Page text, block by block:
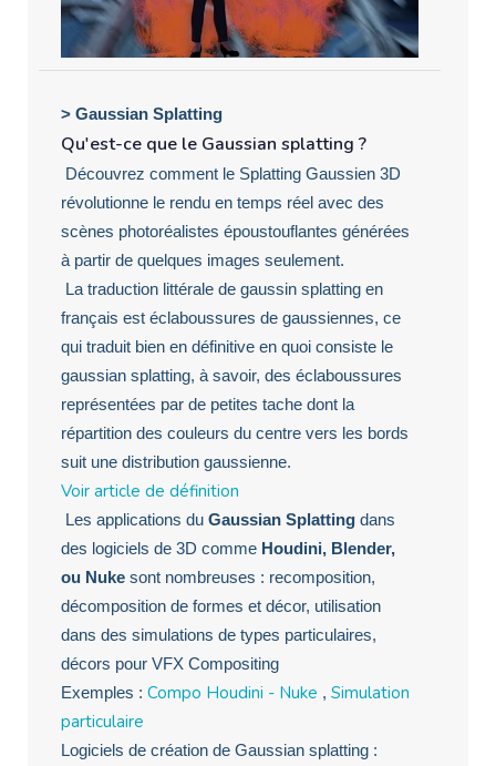
> Gaussian Splatting
Qu'est-ce que le Gaussian splatting ?
Découvrez comment le Splatting Gaussien 3D
révolutionne le rendu en temps réel avec des
scènes photoréalistes époustouflantes générées
à partir de quelques images seulement.
La traduction littérale de gaussin splatting en
français est éclaboussures de gaussiennes, ce
qui traduit bien en définitive en quoi consiste le
gaussian splatting, à savoir, des éclaboussures
représentées par de petites tache dont la
répartition des couleurs du centre vers les bords
suit une distribution gaussienne.
Voir article de définition
Les applications du Gaussian Splatting dans
des logiciels de 3D comme Houdini, Blender,
ou Nuke sont nombreuses : recomposition,
décomposition de formes et décor, utilisation
dans des simulations de types particulaires,
décors pour VFX Compositing
Exemples : Compo Houdini - Nuke , Simulation
particulaire
Logiciels de création de Gaussian splatting :